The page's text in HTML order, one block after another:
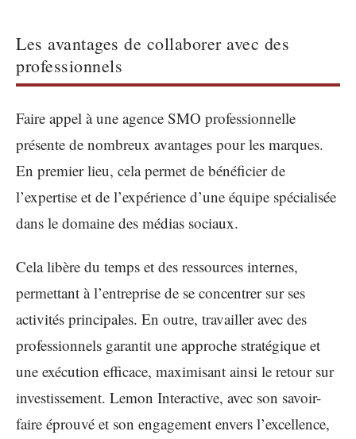
Les avantages de collaborer avec des
professionnels
Faire appel à une agence SMO professionnelle
présente de nombreux avantages pour les marques.
En premier lieu, cela permet de bénéficier de
l’expertise et de l’expérience d’une équipe spécialisée
dans le domaine des médias sociaux.
Cela libère du temps et des ressources internes,
permettant à l’entreprise de se concentrer sur ses
activités principales. En outre, travailler avec des
professionnels garantit une approche stratégique et
une exécution efficace, maximisant ainsi le retour sur
investissement. Lemon Interactive, avec son savoir-
faire éprouvé et son engagement envers l’excellence,